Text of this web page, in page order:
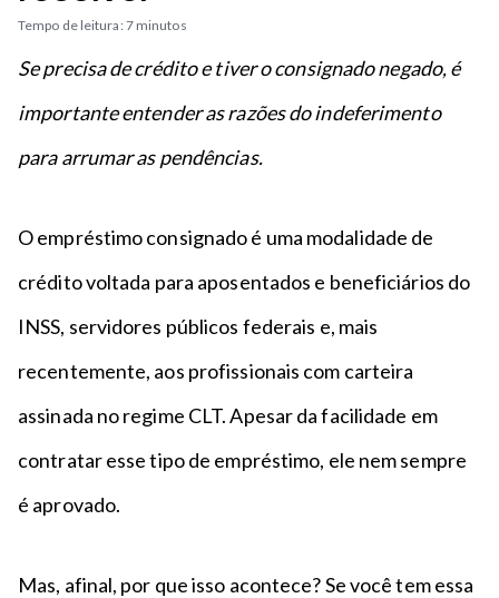
n
c
a
a
p
é
o
Tempo de leitura: 7 minutos
Se precisa de crédito e tiver o consignado negado, é
importante entender as razões do indeferimento
para arrumar as pendências.
O empréstimo consignado é uma modalidade de
crédito voltada para aposentados e beneficiários do
INSS, servidores públicos federais e, mais
recentemente, aos profissionais com carteira
assinada no regime CLT. Apesar da facilidade em
contratar esse tipo de empréstimo, ele nem sempre
é aprovado.
Mas, afinal, por que isso acontece? Se você tem essa